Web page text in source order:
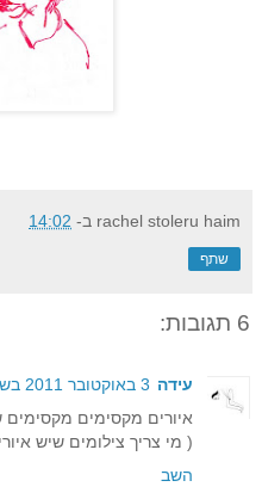
rachel stoleru haim ב- 14:02
שתף
6 תגובות:
עידה 3 באוקטובר 2011 בשעה 14:46
איורים מקסימים
( מי צריך צילומים שיש
השב